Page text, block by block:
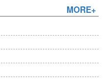
MORE+